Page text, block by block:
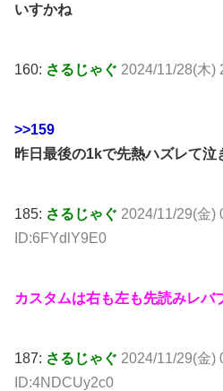
いすかね
160: さるじゃぐ 2024/11/28(木)
>>159
昨日最後の1kで先熱ハズレて泣
185: さるじゃぐ 2024/11/29(金)
ID:6FYdlY9E0
カスタムは右も左も先読みレバ
187: さるじゃぐ 2024/11/29(金)
ID:4NDCUy2c0